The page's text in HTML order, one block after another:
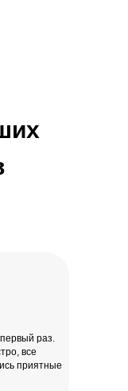
раз.
все
приятные